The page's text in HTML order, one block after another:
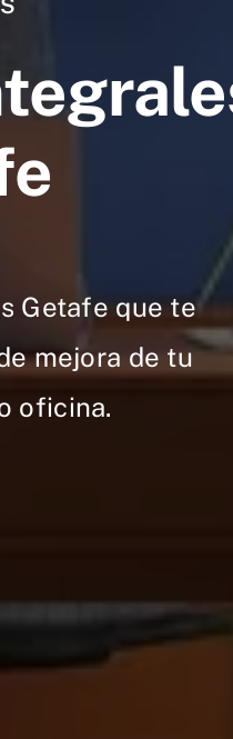
Getafe que te
mejora de tu
oficina.